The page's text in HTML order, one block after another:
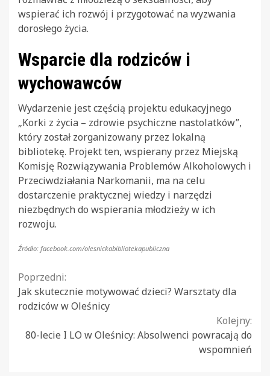
wspierać ich rozwój i przygotować na wyzwania
dorosłego życia.
Wsparcie dla rodziców i
wychowawców
Wydarzenie jest częścią projektu edukacyjnego
„Korki z życia – zdrowie psychiczne nastolatków”,
który został zorganizowany przez lokalną
bibliotekę. Projekt ten, wspierany przez Miejską
Komisję Rozwiązywania Problemów Alkoholowych i
Przeciwdziałania Narkomanii, ma na celu
dostarczenie praktycznej wiedzy i narzędzi
niezbędnych do wspierania młodzieży w ich
rozwoju.
Źródło: facebook.com/olesnickabibliotekapubliczna
Continue
Reading
Poprzedni:
Jak skutecznie motywować dzieci? Warsztaty dla
rodziców w Oleśnicy
Kolejny:
80-lecie I LO w Oleśnicy: Absolwenci powracają do
wspomnień